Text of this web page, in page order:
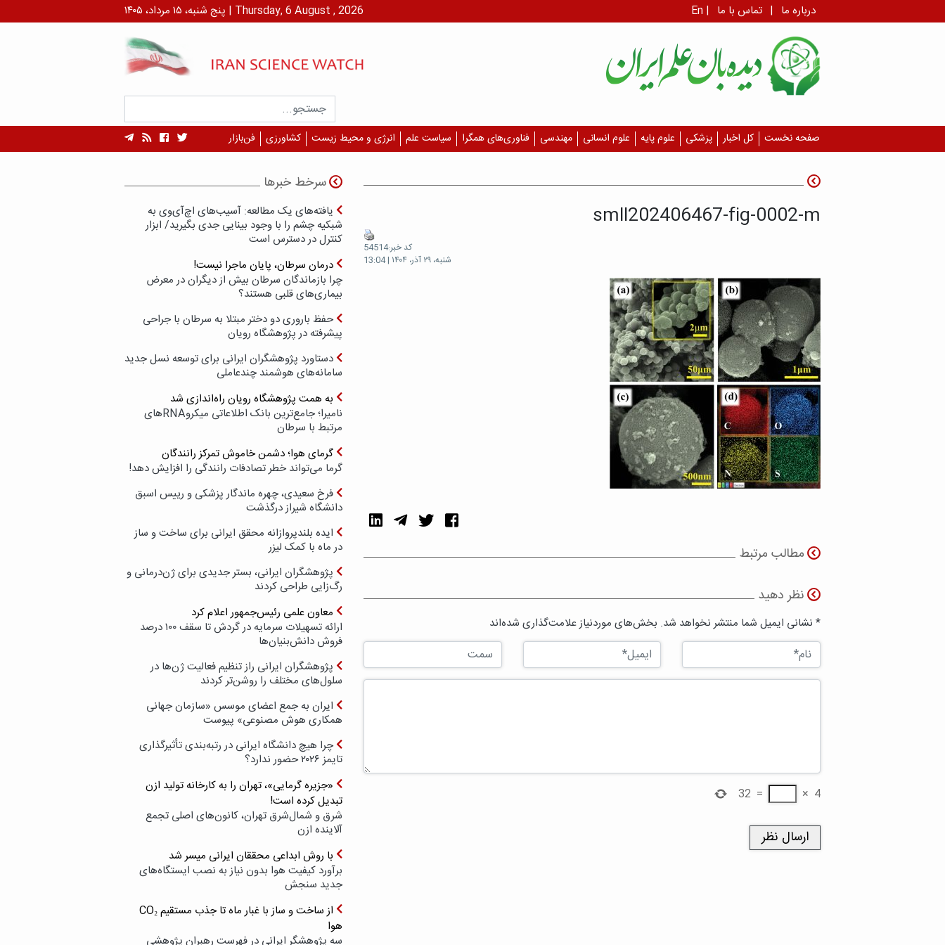
پنج شنبه، ۱۵ مرداد، ۱۴۰۵ | Thursday, 6 August , 2026 En | درباره ما | تماس با ما
صفحه نخست کل اخبار پزشکی علوم پایه علوم انسانی مهندسی فناوری‌های همگرا سیاست علم انرژی و محیط زیست کشاورزی فن‌بازار
smll202406467-fig-0002-m
کد خبر:54514
شنبه، ۲۹ آذر، ۱۴۰۴ | 13:04
مطالب مرتبط
نظر دهید
* نشانی ایمیل شما منتشر نخواهد شد. بخش‌های موردنیاز علامت‌گذاری شده‌اند
4
×
=
32
سرخط خبرها
یافته‌های یک مطالعه: آسیب‌های اچ‌آی‌وی به
شبکیه چشم را با وجود بینایی جدی بگیرید/ ابزار
کنترل در دسترس است
درمان سرطان، پایان ماجرا نیست!
چرا بازماندگان سرطان بیش از دیگران در معرض
بیماری‌های قلبی هستند؟
حفظ باروری دو دختر مبتلا به سرطان با جراحی
پیشرفته در پژوهشگاه رویان
دستاورد پژوهشگران ایرانی برای توسعه نسل جدید
سامانه‌های هوشمند چندعاملی
به همت پژوهشگاه رویان راه‌اندازی شد
نامیرا؛ جامع‌ترین بانک اطلاعاتی میکروRNAهای
مرتبط با سرطان
گرمای هوا؛ دشمن خاموش تمرکز رانندگان
گرما می‌تواند خطر تصادفات رانندگی را افزایش دهد!
فرخ سعیدی، چهره ماندگار پزشکی و رییس اسبق
دانشگاه شیراز درگذشت
ایده بلندپروازانه محقق ایرانی برای ساخت و ساز
در ماه با کمک لیزر
پژوهشگران ایرانی، بستر جدیدی برای ژن‌درمانی و
رگ‌زایی طراحی کردند
معاون علمی رئیس‌جمهور اعلام کرد
ارائه تسهیلات سرمایه در گردش تا سقف ۱۰۰ درصد
فروش دانش‌بنیان‌ها
پژوهشگران ایرانی راز تنظیم فعالیت ژن‌ها در
سلول‌های مختلف را روشن‌تر کردند
ایران به جمع اعضای موسس «سازمان جهانی
همکاری هوش مصنوعی» پیوست
چرا هیچ دانشگاه ایرانی در رتبه‌بندی تأثیرگذاری
تایمز ۲۰۲۶ حضور ندارد؟
«جزیره گرمایی»، تهران را به کارخانه تولید ازن
تبدیل کرده است!
شرق و شمال‌شرق تهران، کانون‌های اصلی تجمع
آلاینده ازن
با روش ابداعی محققان ایرانی میسر شد
برآورد کیفیت هوا بدون نیاز به نصب ایستگاه‌های
جدید سنجش
از ساخت و ساز با غبار ماه تا جذب مستقیم CO₂
هوا
سه پژوهشگر ایرانی در فهرست رهبران پژوهشی